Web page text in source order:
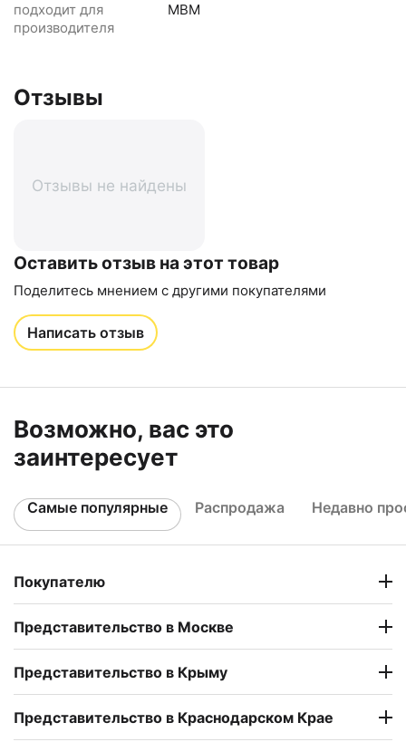
подходит для
производителя
MBM
Отзывы
Отзывы не найдены
Оставить отзыв на этот товар
Поделитесь мнением с другими покупателями
Написать отзыв
Возможно, вас это
заинтересует
Самые популярные Распродажа Недавно
Покупателю
Представительство в Москве
Представительство в Крыму
Представительство в Краснодарском Крае